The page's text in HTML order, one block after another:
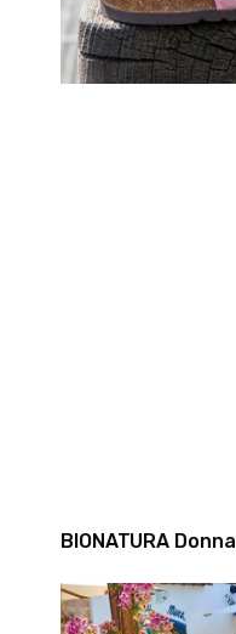
BIONATURA Donna